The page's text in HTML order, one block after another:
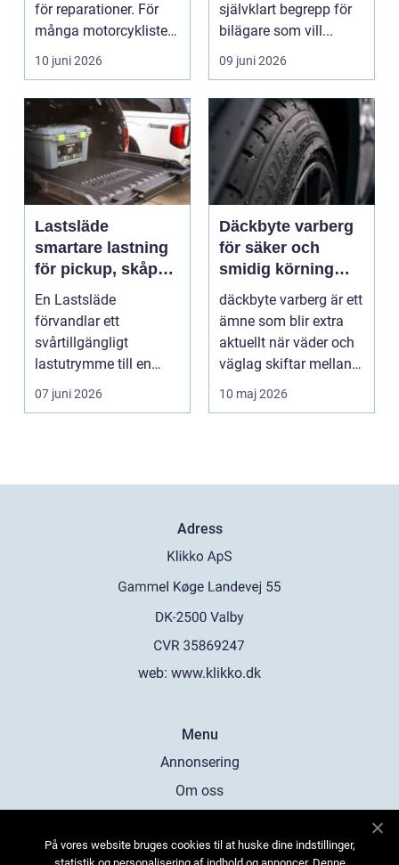
för reparationer. För
många motorcyklister
handlar det om...
10 juni 2026
självklart begrepp för
bilägare som vill...
09 juni 2026
Lastsläde
smartare lastning
för pickup, skåpbil
och personbil
En Lastsläde
förvandlar ett
svårtillgängligt
lastutrymme till en
lättjobbad yta. Genom
att dra ut la...
07 juni 2026
Däckbyte varberg
för säker och
smidig körning
Året runt
däckbyte varberg är ett
ämne som blir extra
aktuellt när väder och
väglag skiftar mellan
sommar och ...
10 maj 2026
Adress
web: www.klikko.dk
Menu
Annonsering
Om oss
Kontakta oss
På vores website bruges cookies til at huske dine indstillinger,